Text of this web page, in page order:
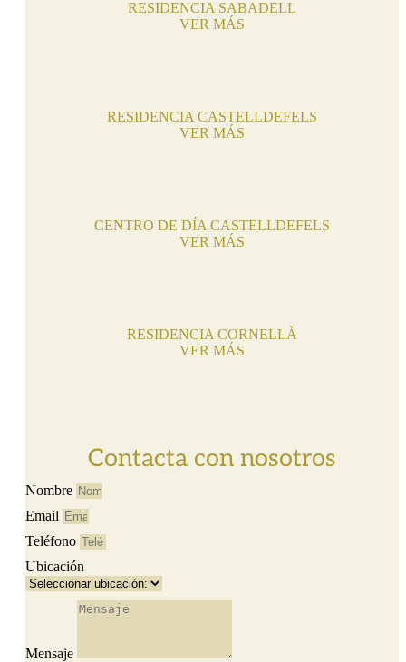
RESIDENCIA SABADELL
VER MÁS
RESIDENCIA CASTELLDEFELS
VER MÁS
CENTRO DE DÍA CASTELLDEFELS
VER MÁS
RESIDENCIA CORNELLÀ
VER MÁS
Contacta con nosotros
Nombre
Email
Teléfono
Ubicación
Mensaje